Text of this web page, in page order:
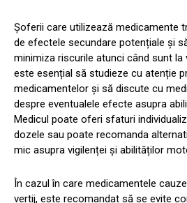
Șoferii care utilizează medicamente
de efectele secundare potențiale și
minimiza riscurile atunci când sunt la
este esențial să studieze cu atenție
medicamentelor și să discute cu
despre eventualele efecte asupra
Medicul poate oferi sfaturi
dozele sau poate recomanda
mic asupra vigilenței și abilităților
În cazul în care medicamentele
vertij, este recomandat să se evite